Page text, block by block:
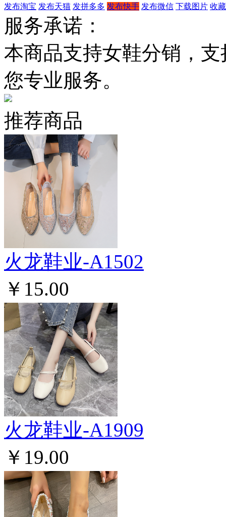
发布淘宝 发布天猫 发拼多多 发布快手 发布微信 下载图片 收
服务承诺：
本商品支持女鞋分销，
您专业服务。
推荐商品
火龙鞋业-A1502
￥15.00
火龙鞋业-A1909
￥19.00